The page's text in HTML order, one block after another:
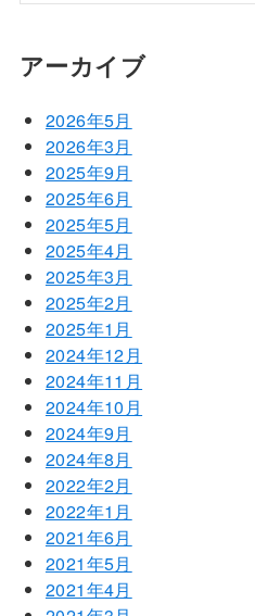
アーカイブ
2026年5月
2026年3月
2025年9月
2025年6月
2025年5月
2025年4月
2025年3月
2025年2月
2025年1月
2024年12月
2024年11月
2024年10月
2024年9月
2024年8月
2022年2月
2022年1月
2021年6月
2021年5月
2021年4月